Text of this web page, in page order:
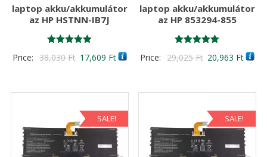
laptop akku/akkumulátor
az HP HSTNN-IB7J
5.00
Price: 38,030Ft Original
17,609 FtCurrent
laptop akku/akkumulátor
az HP 853294-855
5.00
Price: 29,025Ft Original
20,963 Ft
SALE! SALE!